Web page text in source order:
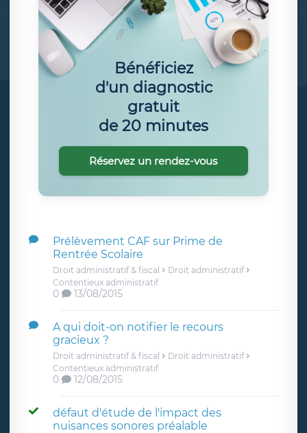
Prélèvement CAF sur Prime de
Rentrée Scolaire
Droit administratif & fiscal
Droit administratif
Contentieux administratif
0 13/08/2015
A qui doit-on notifier le recours
gracieux ?
Droit administratif & fiscal
Droit administratif
Contentieux administratif
0 12/08/2015
défaut d'étude de l'impact des
nuisances sonores préalable
Bénéficiez
d'un diagnostic
gratuit
de 20 minutes
Réservez un rendez-vous